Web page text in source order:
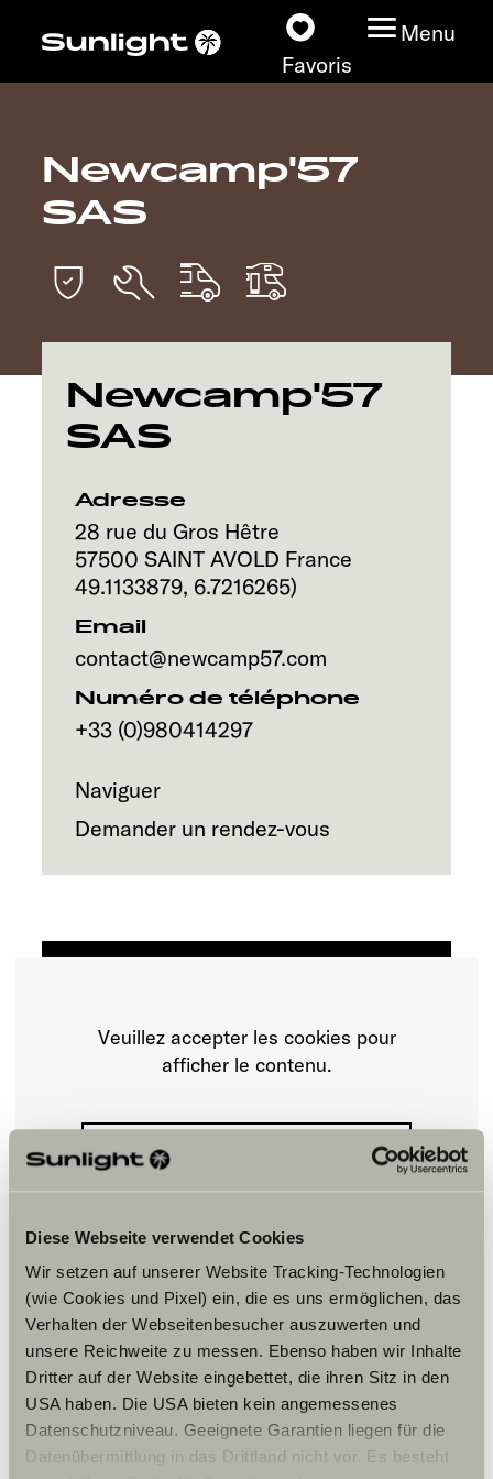
Diese Webseite verwendet Cookies
Wir setzen auf unserer Website Tracking-Technologien
(wie Cookies und Pixel) ein, die es uns ermöglichen, das
Verhalten der Webseitenbesucher auszuwerten und
unsere Reichweite zu messen. Ebenso haben wir Inhalte
Dritter auf der Website eingebettet, die ihren Sitz in den
USA haben. Die USA bieten kein angemessenes
Datenschutzniveau. Geeignete Garantien liegen für die
Datenübermittlung in das Drittland nicht vor. Es besteht
Favoris
Menu
Nos modèles
Recherchez votre
Nos concessionnaires
Découvrir
Service
Newcamp'57
SAS
Newcamp'57
SAS
Adresse
28 rue du Gros Hêtre
57500 SAINT AVOLD France
49.1133879, 6.7216265)
Email
contact@newcamp57.com
Numéro de téléphone
+33 (0)980414297
Naviguer
Demander un rendez-vous
Horaires d'ouverture
Horaires d’ouverture de la concession
Vente de véhicules
Mardi -Samedi :
09h00 – 12h00 / 14h00 – 18h00
Veuillez accepter les cookies pour
afficher le contenu.
Paramètre des cookies